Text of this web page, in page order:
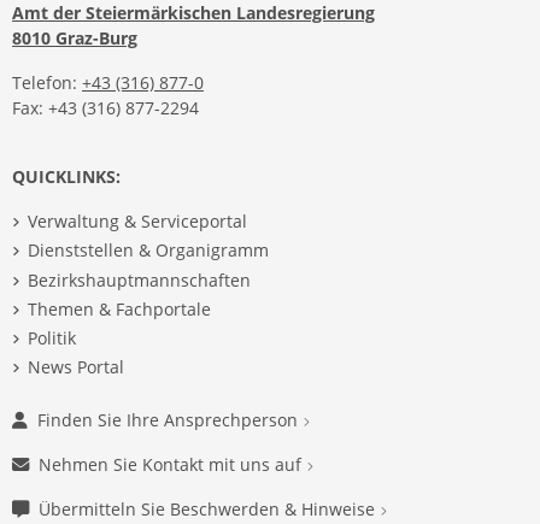
Amt der Steiermärkischen Landesregierung
8010 Graz-Burg
Telefon: +43 (316) 877-0
Fax: +43 (316) 877-2294
QUICKLINKS:
Verwaltung & Serviceportal
Dienststellen & Organigramm
Bezirkshauptmannschaften
Themen & Fachportale
Politik
News Portal
Finden Sie Ihre Ansprechperson
Nehmen Sie Kontakt mit uns auf
Übermitteln Sie Beschwerden & Hinweise